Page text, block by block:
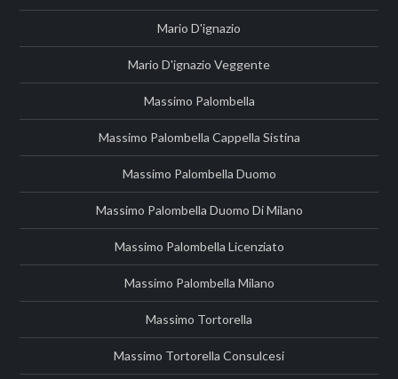
Mario D'ignazio
Mario D'ignazio Veggente
Massimo Palombella
Massimo Palombella Cappella Sistina
Massimo Palombella Duomo
Massimo Palombella Duomo Di Milano
Massimo Palombella Licenziato
Massimo Palombella Milano
Massimo Tortorella
Massimo Tortorella Consulcesi